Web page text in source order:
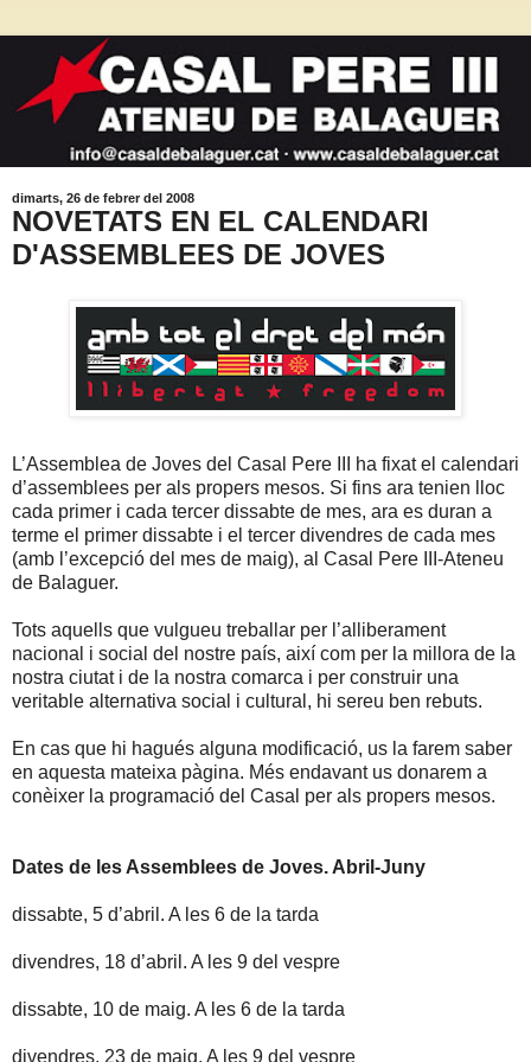
dimarts, 26 de febrer del 2008
NOVETATS EN EL CALENDARI
D'ASSEMBLEES DE JOVES
L’Assemblea de Joves del Casal Pere III ha fixat el calendari
d’assemblees per als propers mesos. Si fins ara tenien lloc
cada primer i cada tercer dissabte de mes, ara es duran a
terme el primer dissabte i el tercer divendres de cada mes
(amb l’excepció del mes de maig), al Casal Pere III-Ateneu
de Balaguer.
Tots aquells que vulgueu treballar per l’alliberament
nacional i social del nostre país, així com per la millora de la
nostra ciutat i de la nostra comarca i per construir una
veritable alternativa social i cultural, hi sereu ben rebuts.
En cas que hi hagués alguna modificació, us la farem saber
en aquesta mateixa pàgina. Més endavant us donarem a
conèixer la programació del Casal per als propers mesos.
Dates de les Assemblees de Joves. Abril-Juny
dissabte, 5 d’abril. A les 6 de la tarda
divendres, 18 d’abril. A les 9 del vespre
dissabte, 10 de maig. A les 6 de la tarda
divendres, 23 de maig. A les 9 del vespre